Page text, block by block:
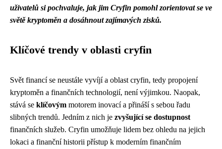
uživatelů si pochvaluje, jak jim Cryfin pomohl zorientovat se ve
světě kryptoměn a dosáhnout zajímavých zisků.
Klíčové trendy v oblasti cryfin
Svět financí se neustále vyvíjí a oblast cryfin, tedy propojení
kryptoměn a finančních technologií, není výjimkou. Naopak,
stává se klíčovým motorem inovací a přináší s sebou řadu
slibných trendů. Jedním z nich je zvyšující se dostupnost
finančních služeb. Cryfin umožňuje lidem bez ohledu na jejich
lokaci a finanční historii přístup k moderním finančním